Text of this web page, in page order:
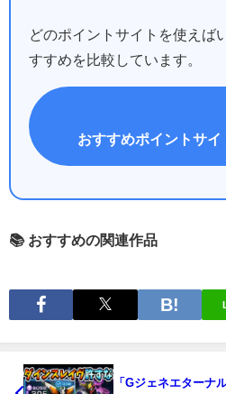
どのポイントサイトを使えば
すすめを比較しています。
おすすめポイントサ
📚 おすすめの関連作品
「Gジェネエターナ